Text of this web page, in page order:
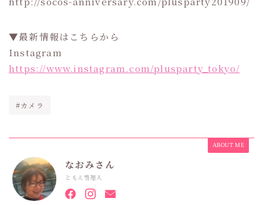
▼最新情報はこちらから
Instagram
https://www.instagram.com/plusparty_tokyo/
#カメラ
ABOUT ME
なおみさん
ともえ管理人